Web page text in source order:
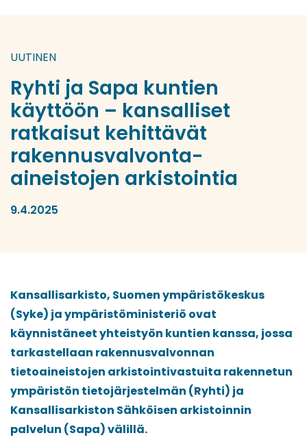
UUTINEN
Ryhti ja Sapa kuntien
käyttöön – kansalliset
ratkaisut kehittävät
rakennusvalvonta-
aineistojen arkistointia
9.4.2025
Kansallisarkisto, Suomen ympäristökeskus
(Syke) ja ympäristöministeriö ovat
käynnistäneet yhteistyön kuntien kanssa, jossa
tarkastellaan rakennusvalvonnan
tietoaineistojen arkistointivastuita rakennetun
ympäristön tietojärjestelmän (Ryhti) ja
Kansallisarkiston Sähköisen arkistoinnin
palvelun (Sapa) välillä.